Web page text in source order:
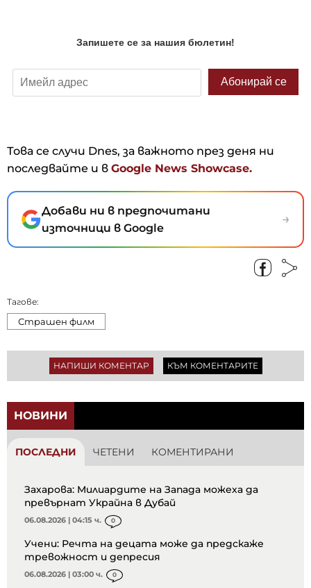
Това се случи Dnes, за важното през деня ни
последвайте и в Google News Showcase.
Добави ни в предпочитани
източници в Google
→
Тагове:
Страшен филм
НАПИШИ КОМЕНТАР КЪМ КОМЕНТАРИТЕ
НОВИНИ
ПОСЛЕДНИ ЧЕТЕНИ КОМЕНТИРАНИ
Захарова: Милиардите на Запада можеха да
превърнат Украйна в Дубай
06.08.2026 | 04:15 ч. 0
Учени: Речта на децата може да предскаже
тревожност и депресия
06.08.2026 | 03:00 ч. 0